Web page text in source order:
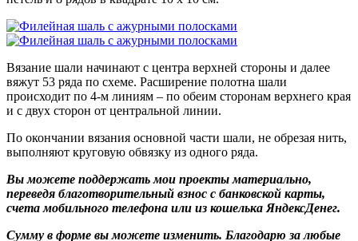
Вязание шали начинают с центра верхней стороны и далее
вяжут 53 ряда по схеме. Расширение полотна шали
происходит по 4-м линиям – по обеим сторонам верхнего края
и с двух сторон от центральной линии.
По окончании вязания основной части шали, не обрезая нить,
выполняют круговую обвязку из одного ряда.
Вы можете поддержать мои проекты материально,
переведя благотворительный взнос с банковской карты,
счета мобильного телефона или из кошелька ЯндексДенег.
Сумму в форме вы можете изменить. Благодарю за любые